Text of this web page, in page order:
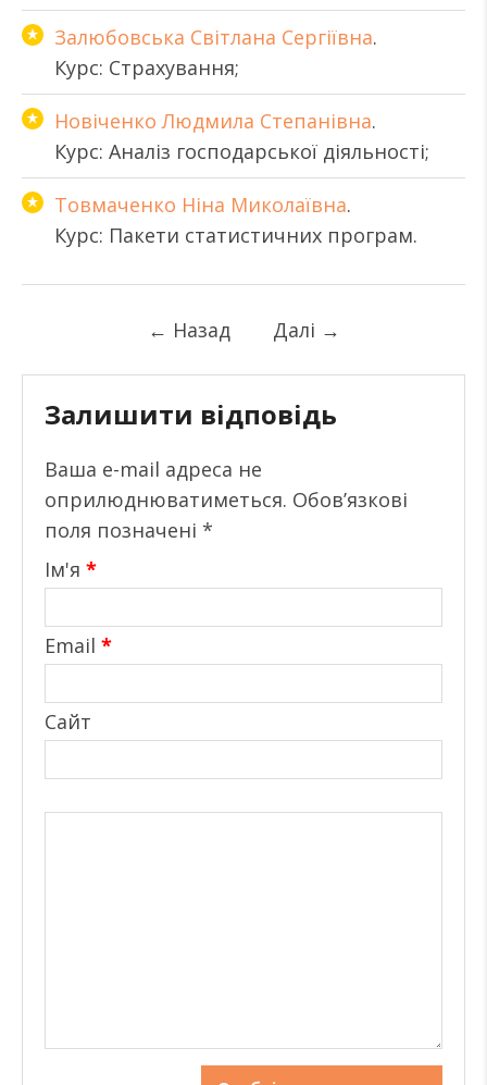
Залюбовська Світлана Сергіївна.
Курс: Страхування;
Новіченко Людмила Степанівна.
Курс: Аналіз господарської діяльності;
Товмаченко Ніна Миколаївна.
Курс: Пакети статистичних програм.
← Назад Далі →
Залишити відповідь
Ваша e-mail адреса не
оприлюднюватиметься. Обов’язкові
поля позначені *
Ім'я *
Email *
Сайт